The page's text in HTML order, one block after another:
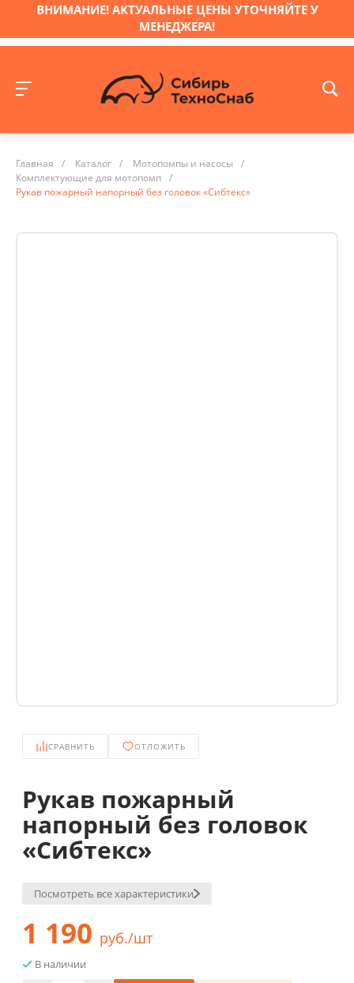
ВНИМАНИЕ! АКТУАЛЬНЫЕ ЦЕНЫ УТОЧНЯЙТЕ У
МЕНЕДЖЕРА!
Главная / Каталог / Мотопомпы и насосы
/
Комплектующие для мотопомп /
Рукав пожарный напорный без головок «Сибтекс»
СРАВНИТЬ ОТЛОЖИТЬ
Рукав пожарный
напорный без головок
«Сибтекс»
Посмотреть все характеристики
1 190 руб./шт
В наличии